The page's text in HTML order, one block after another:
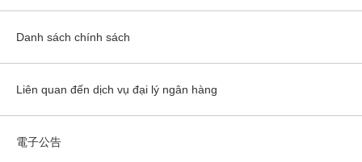
Danh sách chính sách
Liên quan đến dịch vụ đại lý ngân hàng
電子公告